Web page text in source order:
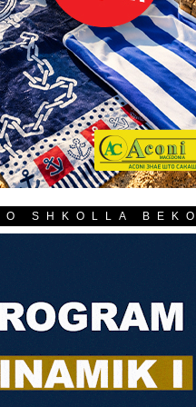
SHKOLLA BEKO